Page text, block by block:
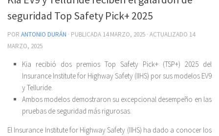
seguridad Top Safety Pick+ 2025
POR ANTONIO DURÁN · PUBLICADA 14 MARZO, 2025 · ACTUALIZADO 14
MARZO, 2025
Kia recibió dos premios Top Safety Pick+ (TSP+) 2025 del
Insurance Institute for Highway Safety (IIHS) por sus modelos EV9
y Telluride.
Ambos modelos demostraron su excepcional desempeño en las
pruebas de seguridad más rigurosas.
El Insurance Institute for Highway Safety (IIHS) ha dado a conocer los